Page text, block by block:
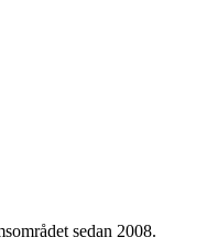
sedan 2008.